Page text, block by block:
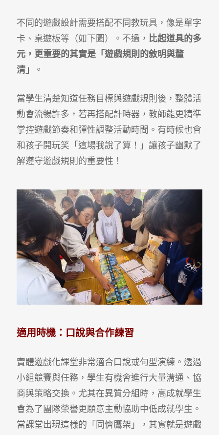
不同的遊戲設計需要搭配不同教玩具，像是單字
卡、桌遊板等（如下圖）。不過， 比起道具的多
元，更重要的其實是「遊戲規則的敘明與釐
清」
。
當學生清楚知道任務目標與遊戲規則後，整體活
動會流暢許多，若再搭配計時器，教師能更精準
掌控遊戲節奏和彈性調整活動時間。有時候也會
和孩子開玩笑「這場我說了算！」讓孩子幽默了
解遵守遊戲規則的重要性！
適用時機：口說與合作練習
實體遊戲化課堂非常適合口說或句型演練。透過
小組競賽與任務，學生有機會進行大量溝通、協
商與策略交換。尤其在異質分組時，高成就學生
會為了團隊榮譽更願意主動協助中低成就學生。
當課堂出現這樣的「同儕鷹架」，其實就是遊戲